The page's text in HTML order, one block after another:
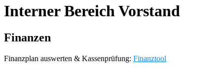
Interner Bereich Vorstand
Finanzen
Finanzplan auswerten & Kassenprüfung: Finanztool